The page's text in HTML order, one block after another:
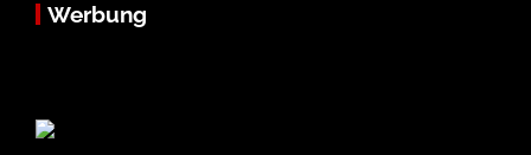
Werbung